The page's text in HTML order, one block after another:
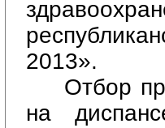
2013».
Отбор
на